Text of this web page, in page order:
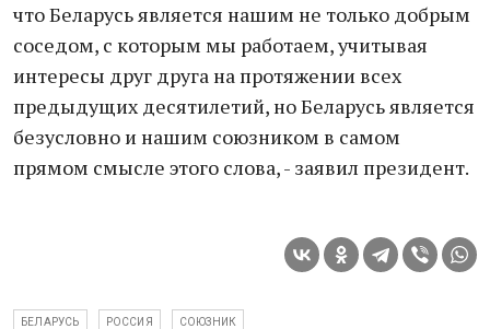
что Беларусь является нашим не только добрым
соседом, с которым мы работаем, учитывая
интересы друг друга на протяжении всех
предыдущих десятилетий, но Беларусь является
безусловно и нашим союзником в самом
прямом смысле этого слова, - заявил президент.
БЕЛАРУСЬ РОССИЯ СОЮЗНИК